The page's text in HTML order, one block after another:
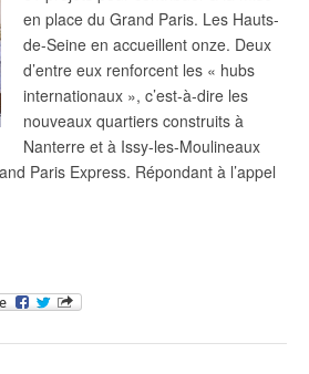
en place du Grand Paris. Les Hauts-
de-Seine en accueillent onze. Deux
d’entre eux renforcent les « hubs
internationaux », c’est-à-dire les
nouveaux quartiers construits à
Nanterre et à Issy-les-Moulineaux
Paris Express. Répondant à l’appel